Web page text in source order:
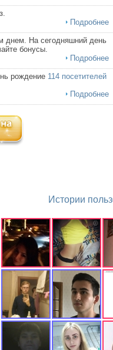
Подробнее
днем. На сегодняшний день
бонусы.
Подробнее
рождение 114 посетителей
Подробнее
Истории